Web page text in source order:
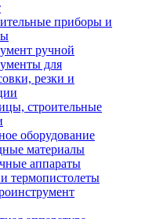
приборы и
ручной
для
резки и
строительные
оборудование
материалы
аппараты
термопистолеты